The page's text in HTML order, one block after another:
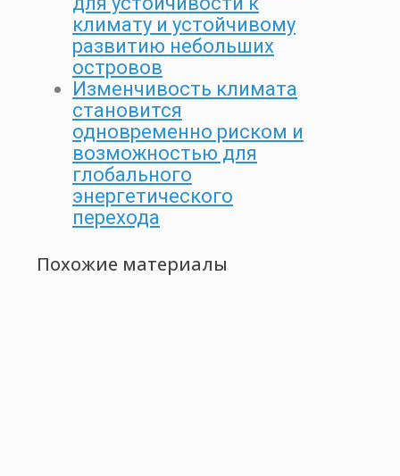
климату и устойчивому
развитию небольших
островов
Изменчивость климата
становится
одновременно риском и
возможностью для
глобального
энергетического
перехода
Похожие материалы